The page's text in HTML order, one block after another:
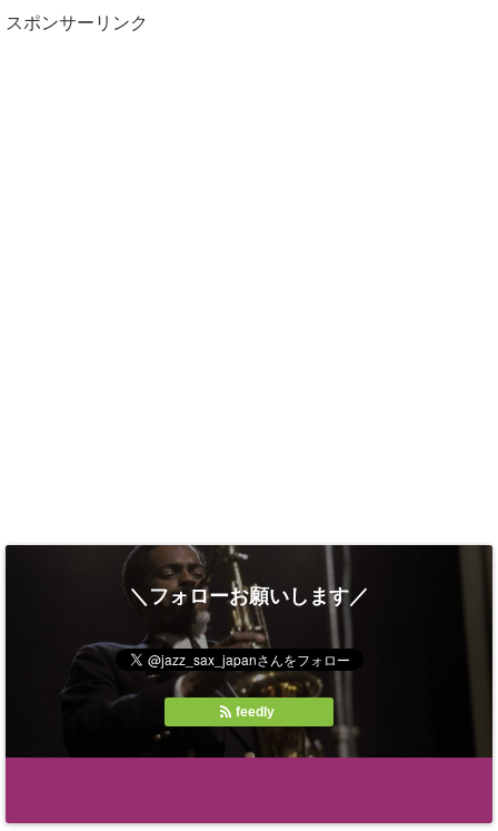
スポンサーリンク
＼フォローお願いします／
feedly